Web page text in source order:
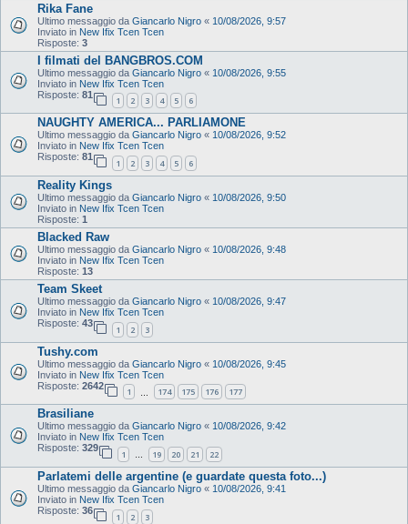
Rika Fane
Ultimo messaggio da Giancarlo Nigro « 10/08/2026, 9:57
Inviato in New Ifix Tcen Tcen
Risposte: 3
I filmati del BANGBROS.COM
Ultimo messaggio da Giancarlo Nigro « 10/08/2026, 9:55
Inviato in New Ifix Tcen Tcen
Risposte: 81
1 2 3 4 5 6
NAUGHTY AMERICA... PARLIAMONE
Ultimo messaggio da Giancarlo Nigro « 10/08/2026, 9:52
Inviato in New Ifix Tcen Tcen
Risposte: 81
1 2 3 4 5 6
Reality Kings
Ultimo messaggio da Giancarlo Nigro « 10/08/2026, 9:50
Inviato in New Ifix Tcen Tcen
Risposte: 1
Blacked Raw
Ultimo messaggio da Giancarlo Nigro « 10/08/2026, 9:48
Inviato in New Ifix Tcen Tcen
Risposte: 13
Team Skeet
Ultimo messaggio da Giancarlo Nigro « 10/08/2026, 9:47
Inviato in New Ifix Tcen Tcen
Risposte: 43
1 2 3
Tushy.com
Ultimo messaggio da Giancarlo Nigro « 10/08/2026, 9:45
Inviato in New Ifix Tcen Tcen
Risposte: 2642
1 174 175 176 177
Brasiliane
Ultimo messaggio da Giancarlo Nigro « 10/08/2026, 9:42
Inviato in New Ifix Tcen Tcen
Risposte: 329
1 … 19 20 21 22
Parlatemi delle argentine (e guardate questa foto...)
Ultimo messaggio da Giancarlo Nigro « 10/08/2026, 9:41
Inviato in New Ifix Tcen Tcen
Risposte: 36
1 2 3